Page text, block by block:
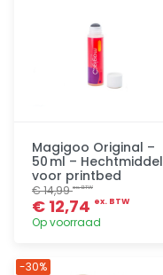
Magigoo Original –
50 ml – Hechtmiddel
voor printbed
€ 14,99ex. BTW
€ 12,74 ex. BTW
Op voorraad
-30%